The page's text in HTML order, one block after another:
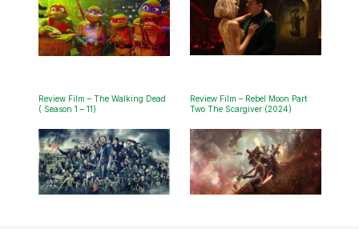
Review Film – The Walking Dead
( Season 1 – 11)
Review Film – Rebel Moon Part
Two The Scargiver (2024)